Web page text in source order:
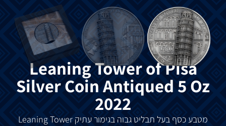
Leaning Tower of Pisa
Silver Coin Antiqued 5 Oz
2022
מטבעכסף בעל תבליט גבוה בגימורעתיק Leaning Tower